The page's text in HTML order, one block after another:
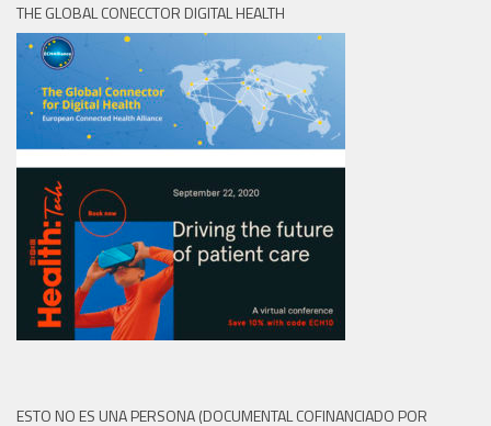
THE GLOBAL CONECCTOR DIGITAL HEALTH
ESTO NO ES UNA PERSONA (DOCUMENTAL COFINANCIADO POR